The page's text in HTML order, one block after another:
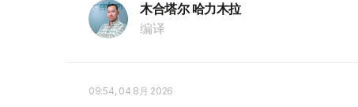
木合塔尔 哈力木拉
编译
09:54, 04 8月 2026